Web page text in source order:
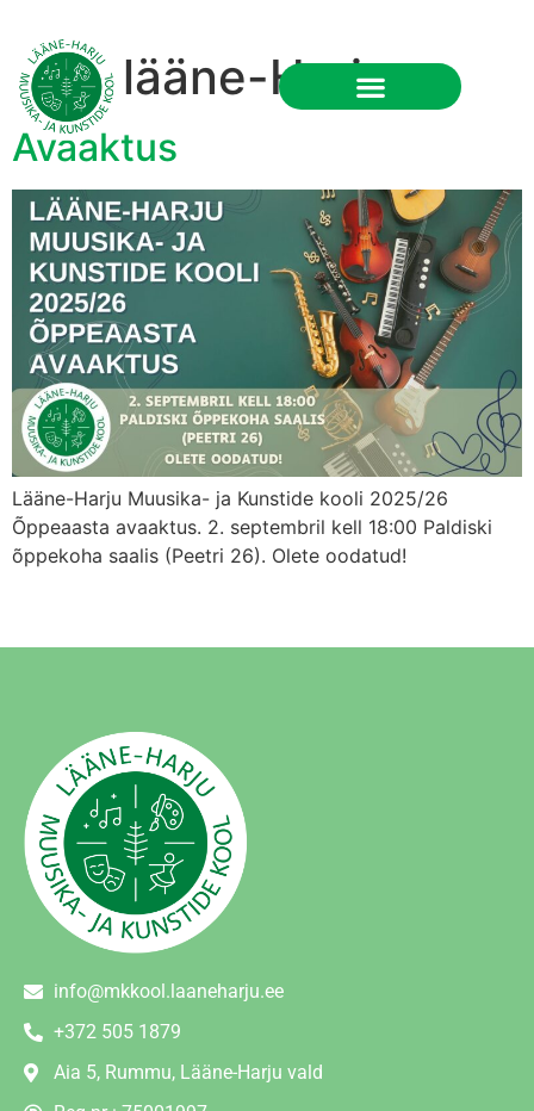
Silt:lääne-Harju
Avaaktus
Lääne-Harju Muusika- ja Kunstide kooli 2025/26
Õppeaasta avaaktus. 2. septembril kell 18:00 Paldiski
õppekoha saalis (Peetri 26). Olete oodatud!
info@mkkool.laaneharju.ee
+372 505 1879
Aia 5, Rummu, Lääne-Harju vald